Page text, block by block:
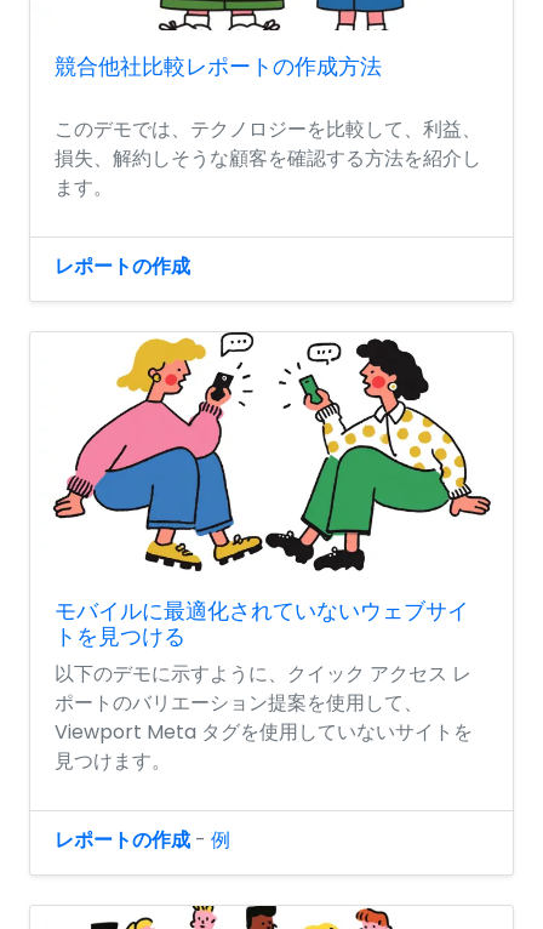
競合他社比較レポートの作成方法
このデモでは、テクノロジーを比較して、利益、
損失、解約しそうな顧客を確認する方法を紹介し
ます。
レポートの作成
モバイルに最適化されていないウェブサイ
トを見つける
以下のデモに示すように、クイック アクセス レ
ポートのバリエーション提案を使用して、
Viewport Meta タグを使用していないサイトを
見つけます。
レポートの作成 - 例